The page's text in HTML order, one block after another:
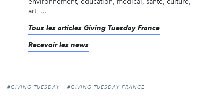
art, ...
Tous les articles Giving Tuesday France
Recevoir les news
#GIVING TUESDAY #GIVING TUESDAY FRANCE